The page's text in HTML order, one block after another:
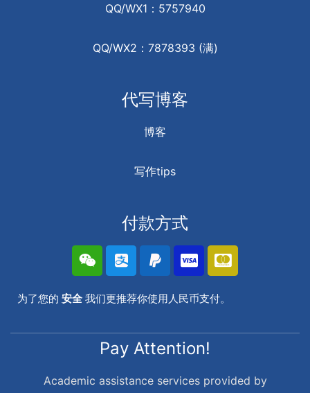
QQ/WX1：5757940
QQ/WX2：7878393 (满)
代写博客
博客
写作tips
付款方式
为了您的 安全 我们更推荐你使用人民币支付。
Pay Attention!
Academic assistance services provided by